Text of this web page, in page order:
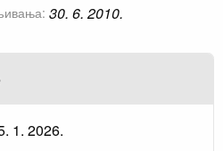
30. 6. 2010.
1. 2026.